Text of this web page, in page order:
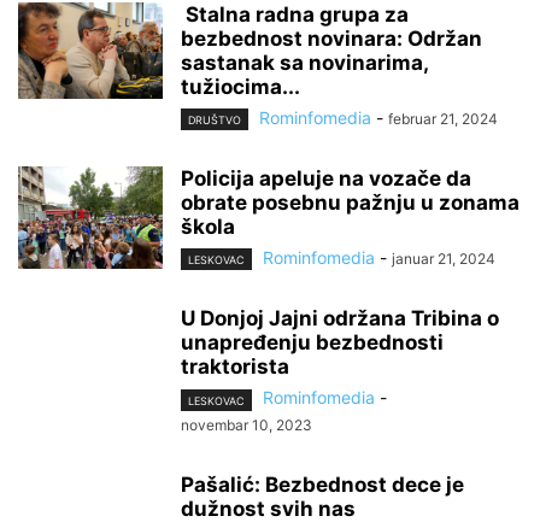
Stalna radna grupa za
bezbednost novinara: Održan
sastanak sa novinarima,
tužiocima...
DRUŠTVO Rominfomedia - februar 21, 2024
Policija apeluje na vozače da
obrate posebnu pažnju u zonama
škola
LESKOVAC Rominfomedia - januar 21, 2024
U Donjoj Jajni održana Tribina o
unapređenju bezbednosti
traktorista
LESKOVAC Rominfomedia -
novembar 10, 2023
Pašalić: Bezbednost dece je
dužnost svih nas